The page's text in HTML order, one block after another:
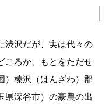
渋沢だが、実は代々の
ころか、もとをただせ
）榛沢（はんざわ）郡
県深谷市）の豪農の出